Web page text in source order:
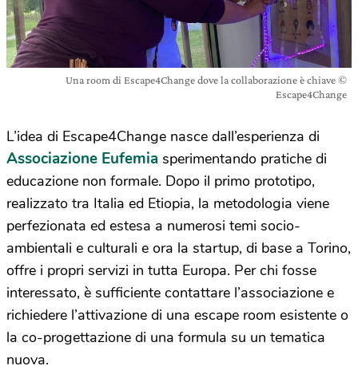
Una room di Escape4Change dove la collaborazione è chiave ©
Escape4Change
L’idea di Escape4Change nasce dall’esperienza di
Associazione Eufemia sperimentando pratiche di
educazione non formale. Dopo il primo prototipo,
realizzato tra Italia ed Etiopia, la metodologia viene
perfezionata ed estesa a numerosi temi socio-
ambientali e culturali e ora la startup, di base a Torino,
offre i propri servizi in tutta Europa. Per chi fosse
interessato, è sufficiente contattare l’associazione e
richiedere l’attivazione di una escape room esistente o
la co-progettazione di una formula su un tematica
nuova.